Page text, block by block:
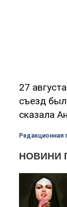
27
съезд
сказала
Редакционная